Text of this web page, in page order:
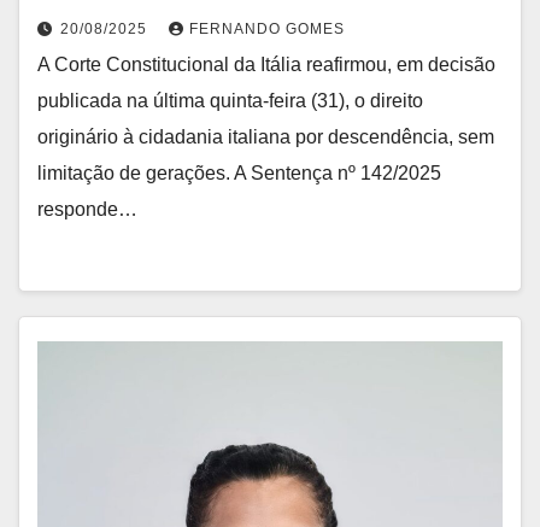
20/08/2025 FERNANDO GOMES
A Corte Constitucional da Itália reafirmou, em decisão
publicada na última quinta-feira (31), o direito
originário à cidadania italiana por descendência, sem
limitação de gerações. A Sentença nº 142/2025
responde…